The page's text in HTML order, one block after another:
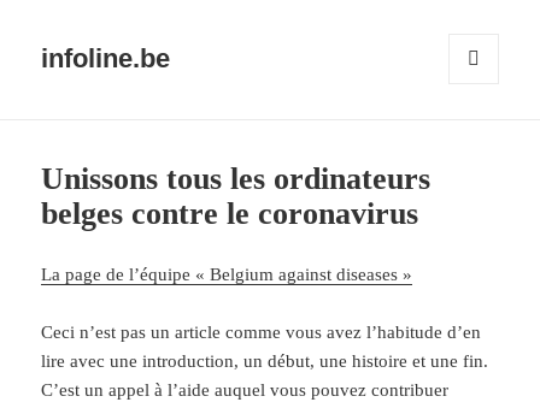
infoline.be
Unissons tous les ordinateurs
belges contre le coronavirus
La page de l’équipe « Belgium against diseases »
Ceci n’est pas un article comme vous avez l’habitude d’en
lire avec une introduction, un début, une histoire et une fin.
C’est un appel à l’aide auquel vous pouvez contribuer